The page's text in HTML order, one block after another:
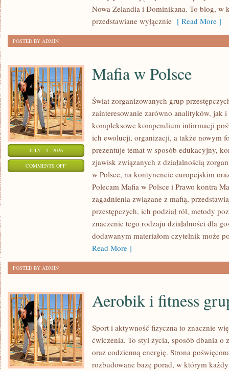
Nowa Zelandia i Dominikana. To blog, w
przedstawiane wyłącznie [ Read More ]
POSTED BY ADMIN
JULY - 4 - 2026
COMMENTS OFFON
Mafia w Polsce
Świat zorganizowanych grup
zainteresowanie zarówno analityków, jak
kompleksowe kompendium informacji
ich ewolucji, organizacji, a także nowym
prezentuje temat w sposób edukacyjny,
zjawisk związanych z działalnością
w Polsce, na kontynencie europejskim
Polecam Mafia w Polsce i Prawo kontra
zagadnienia związane z mafią,
przestępczych, ich podział ról, metody
znaczenie tego rodzaju działalności dla
dodawanym materiałom czytelnik może
Read More ]
POSTED BY ADMIN
Aerobik i fitness
Sport i aktywność fizyczna to znacznie
ćwiczenia. To styl życia, sposób dbania o
oraz codzienną energię. Strona
rozbudowane bazę porad, w którym